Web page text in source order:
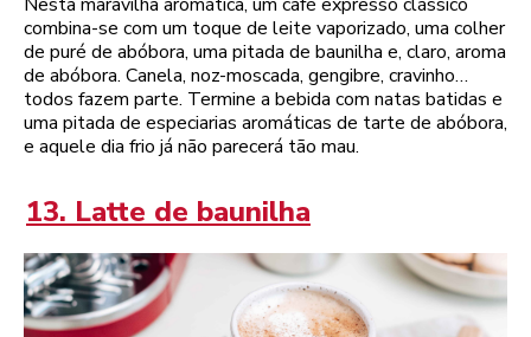
combina-se com um toque de leite vaporizado, uma colher
de puré de abóbora, uma pitada de baunilha e, claro, aroma
de abóbora. Canela, noz-moscada, gengibre, cravinho…
todos fazem parte. Termine a bebida com natas batidas e
uma pitada de especiarias aromáticas de tarte de abóbora,
e aquele dia frio já não parecerá tão mau.
13. Latte de baunilha